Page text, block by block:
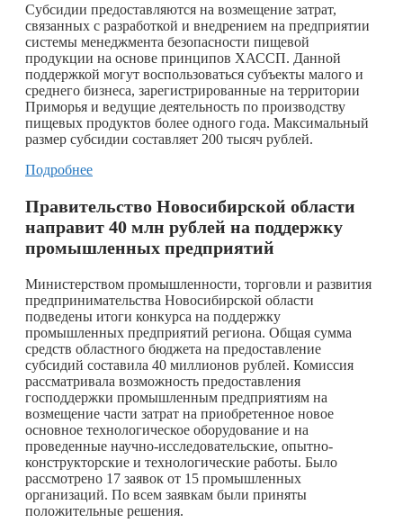
Субсидии предоставляются на возмещение затрат,
связанных с разработкой и внедрением на предприятии
системы менеджмента безопасности пищевой
продукции на основе принципов ХАССП. Данной
поддержкой могут воспользоваться субъекты малого и
среднего бизнеса, зарегистрированные на территории
Приморья и ведущие деятельность по производству
пищевых продуктов более одного года. Максимальный
размер субсидии составляет 200 тысяч рублей.
Подробнее
Правительство Новосибирской области
направит 40 млн рублей на поддержку
промышленных предприятий
Министерством промышленности, торговли и развития
предпринимательства Новосибирской области
подведены итоги конкурса на поддержку
промышленных предприятий региона. Общая сумма
средств областного бюджета на предоставление
субсидий составила 40 миллионов рублей. Комиссия
рассматривала возможность предоставления
господдержки промышленным предприятиям на
возмещение части затрат на приобретенное новое
основное технологическое оборудование и на
проведенные научно-исследовательские, опытно-
конструкторские и технологические работы. Было
рассмотрено 17 заявок от 15 промышленных
организаций. По всем заявкам были приняты
положительные решения.